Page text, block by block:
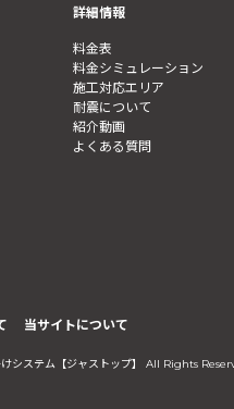
詳細情報
料金表
料金シミュレーション
施工対応エリア
耐震について
紹介動画
よくある質問
当サイトについて
システム【ジャストップ】 All Rights